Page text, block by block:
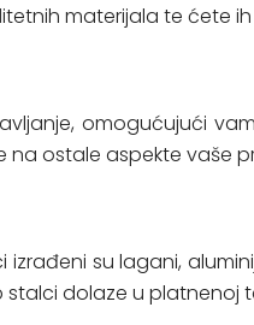
materijala te ćete
omogućujući
ostale aspekte vaše
izrađeni su lagani,
stalci dolaze u